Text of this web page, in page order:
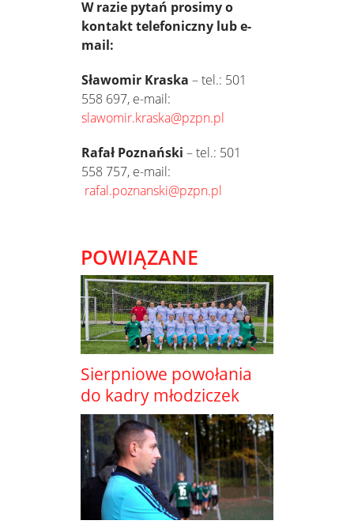
W razie pytań prosimy o
kontakt telefoniczny lub e-
mail:
Sławomir Kraska – tel.: 501
558 697, e-mail:
slawomir.kraska@pzpn.pl
Rafał Poznański – tel.: 501
558 757, e-mail:
rafal.poznanski@pzpn.pl
POWIĄZANE
Sierpniowe powołania
do kadry młodziczek